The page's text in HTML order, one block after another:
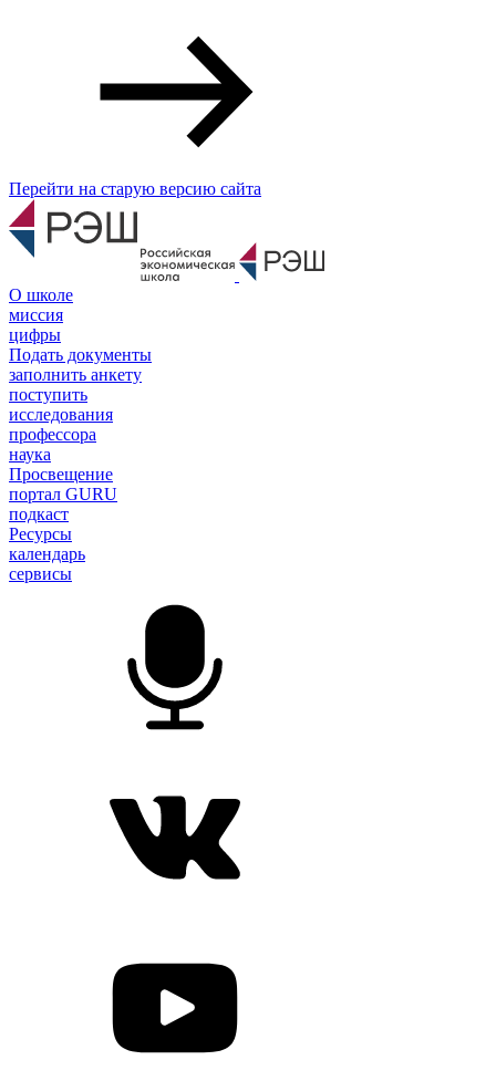
Перейти на старую версию сайта
О школе
миссия
цифры
Подать документы
заполнить анкету
поступить
исследования
профессора
наука
Просвещение
портал GURU
подкаст
Ресурсы
календарь
сервисы